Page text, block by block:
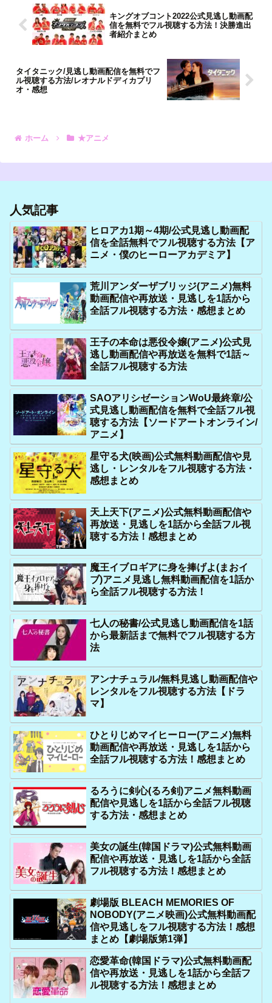
キングオブコント2022公式見逃し動画配
信を無料でフル視聴する方法！決勝進出
者紹介まとめ
タイタニック/見逃し動画配信を無料でフ
ル視聴する方法/レオナルドディカプリ
オ・感想
ホーム ★アニメ
人気記事
ヒロアカ1期～4期/公式見逃し動画配
信を全話無料でフル視聴する方法【ア
ニメ・僕のヒーローアカデミア】
荒川アンダーザブリッジ(アニメ)無料
動画配信や再放送・見逃しを1話から
全話フル視聴する方法・感想まとめ
王子の本命は悪役令嬢(アニメ)公式見
逃し動画配信や再放送を無料で1話～
全話フル視聴する方法
SAOアリシゼーションWoU最終章/公
式見逃し動画配信を無料で全話フル視
聴する方法【ソードアートオンライン/
アニメ】
星守る犬(映画)公式無料動画配信や見
逃し・レンタルをフル視聴する方法・
感想まとめ
天上天下(アニメ)公式無料動画配信や
再放送・見逃しを1話から全話フル視
聴する方法！感想まとめ
魔王イブロギアに身を捧げよ(まおイ
ブ)アニメ見逃し無料動画配信を1話か
ら全話フル視聴する方法！
七人の秘書/公式見逃し動画配信を1話
から最新話まで無料でフル視聴する方
法
アンナチュラル/無料見逃し動画配信や
レンタルをフル視聴する方法【ドラ
マ】
ひとりじめマイヒーロー(アニメ)無料
動画配信や再放送・見逃しを1話から
全話フル視聴する方法！感想まとめ
るろうに剣心(るろ剣)アニメ無料動画
配信や見逃しを1話から全話フル視聴
する方法・感想まとめ
美女の誕生(韓国ドラマ)公式無料動画
配信や再放送・見逃しを1話から全話
フル視聴する方法！感想まとめ
劇場版 BLEACH MEMORIES OF
NOBODY(アニメ映画)公式無料動画配
信や見逃しをフル視聴する方法！感想
まとめ【劇場版第1弾】
恋愛革命(韓国ドラマ)公式無料動画配
信や再放送・見逃しを1話から全話フ
ル視聴する方法！感想まとめ